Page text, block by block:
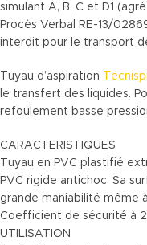
simulant A, B, C et D1
Procès Verbal RE-13/
interdit pour le transport
Tuyau d’aspiration
le transfert des liquides.
refoulement basse
CARACTERISTIQUES
Tuyau en PVC plastifié
PVC rigide antichoc. Sa
grande maniabilité même
Coefficient de sécurité à
UTILISATION